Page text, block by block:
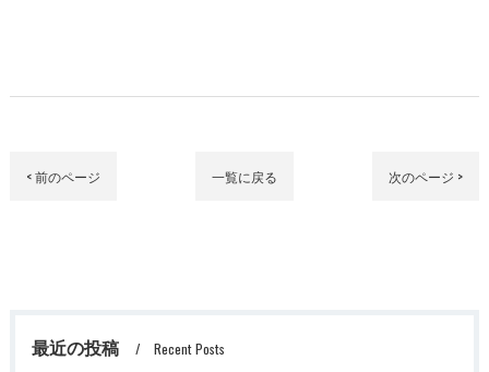
< 前のページ 一覧に戻る 次のページ >
最近の投稿 Recent Posts